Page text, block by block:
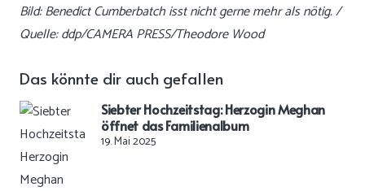
Bild: Benedict Cumberbatch isst nicht gerne mehr als nötig. /
Quelle: ddp/CAMERA PRESS/Theodore Wood
Das könnte dir auch gefallen
Siebter Hochzeitstag: Herzogin Meghan
öffnet das Familienalbum
19. Mai 2025